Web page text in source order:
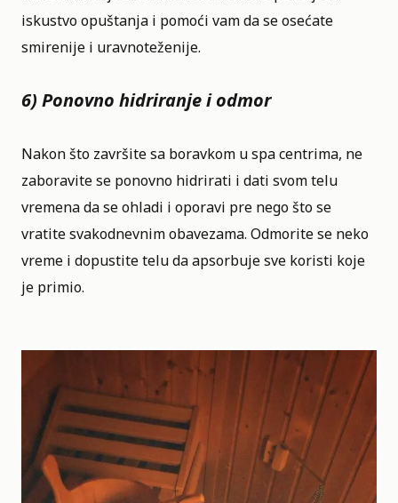
iskustvo opuštanja i pomoći vam da se osećate
smirenije i uravnoteženije.
6) Ponovno hidriranje i odmor
Nakon što završite sa boravkom u spa centrima, ne
zaboravite se ponovno hidrirati i dati svom telu
vremena da se ohladi i oporavi pre nego što se
vratite svakodnevnim obavezama. Odmorite se neko
vreme i dopustite telu da apsorbuje sve koristi koje
je primio.